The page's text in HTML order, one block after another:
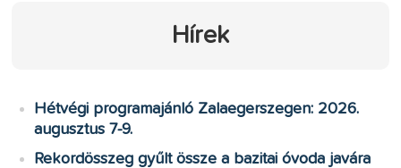
Hírek
Hétvégi programajánló Zalaegerszegen: 2026.
augusztus 7-9.
Rekordösszeg gyűlt össze a bazitai óvoda javára